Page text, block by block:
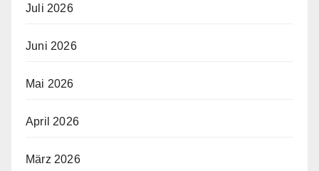
Juli 2026
Juni 2026
Mai 2026
April 2026
März 2026